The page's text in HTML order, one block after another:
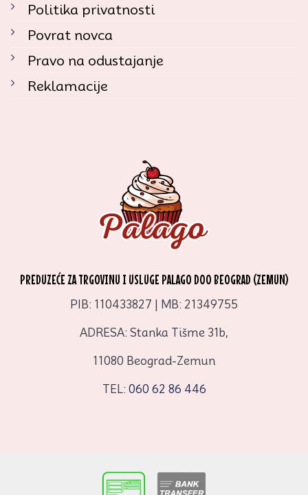
Politika privatnosti
Povrat novca
Pravo na odustajanje
Reklamacije
PREDUZEĆE ZA TRGOVINU I USLUGE PALAGO DOO BEOGRAD (ZEMUN)
PIB: 110433827 | MB: 21349755
ADRESA: Stanka Tišme 31b,
11080 Beograd-Zemun
TEL: 060 62 86 446